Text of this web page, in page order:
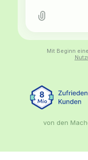
Mit Beginn
von den